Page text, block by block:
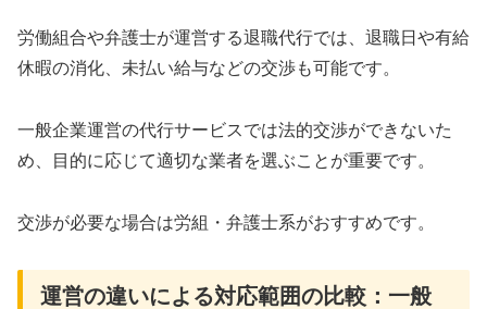
労働組合や弁護士が運営する退職代行では、退職日や有給
休暇の消化、未払い給与などの交渉も可能です。
一般企業運営の代行サービスでは法的交渉ができないた
め、目的に応じて適切な業者を選ぶことが重要です。
交渉が必要な場合は労組・弁護士系がおすすめです。
運営の違いによる対応範囲の比較：一般